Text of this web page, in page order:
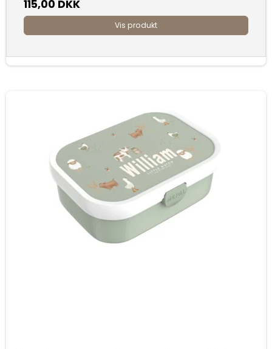
115,00 DKK
Vis produkt